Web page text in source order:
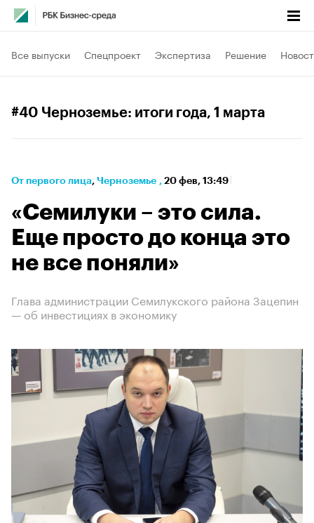
Все выпуски Спецпроект Экспертиза Решение
#40 Черноземье: итоги года, 1 марта
От первого лица⁠, Черноземье , 20 фев, 13:49
«Семилуки – это сила.
Еще просто до конца это
не все поняли»
Глава администрации Семилукского района Зацепин
— об инвестициях в экономику